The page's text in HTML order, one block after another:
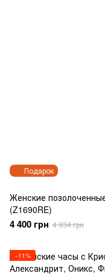
Подарок
Женские
(Z1690RE)
4 400 грн 4 934 грн
−11%